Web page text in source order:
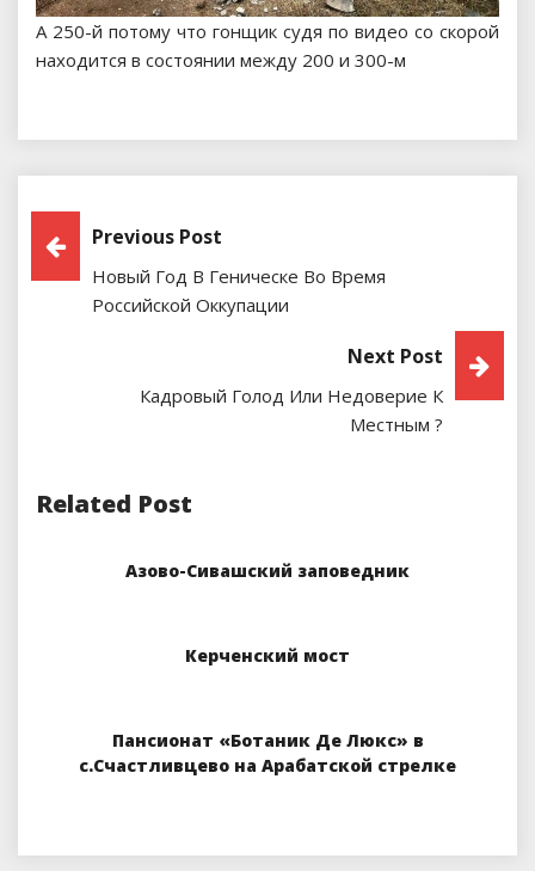
А 250-й потому что гонщик судя по видео со скорой
находится в состоянии между 200 и 300-м
Навигация
По
Previous Post
Новый Год В Геническе Во Время
Российской Оккупации
Next Post
Кадровый Голод Или Недоверие К
Местным ?
Related Post
Азово-Сивашский заповедник
Керченский мост
Пансионат «Ботаник Де Люкс» в
с.Счастливцево на Арабатской стрелке